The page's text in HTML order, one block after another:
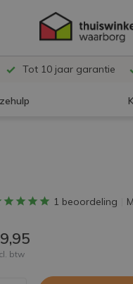
Tot 10 jaar garantie
1 beoordeling
btw